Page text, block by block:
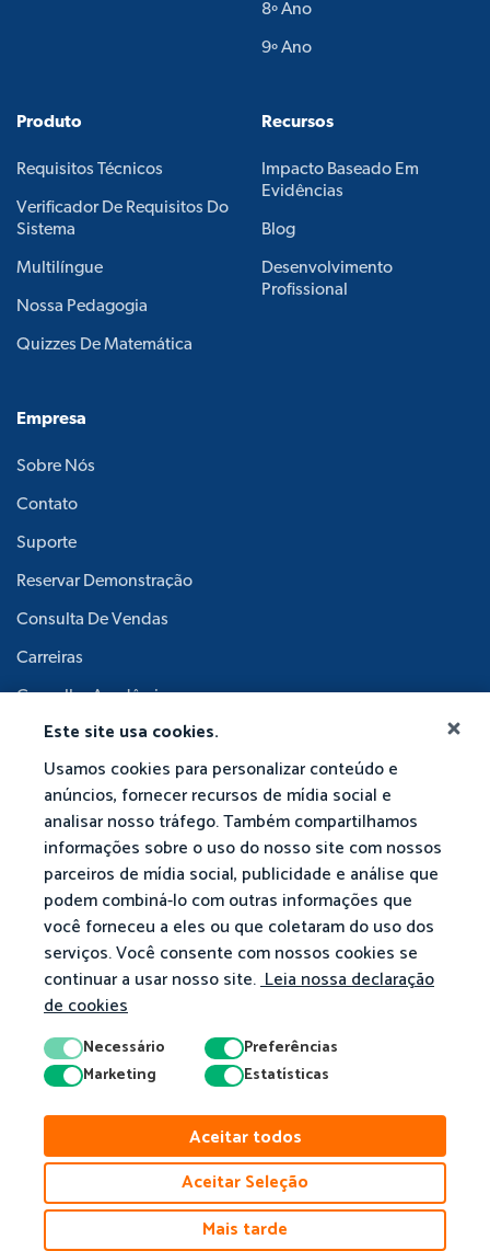
Este site usa cookies.
Usamos cookies para personalizar conteúdo e
anúncios, fornecer recursos de mídia social e
analisar nosso tráfego. Também compartilhamos
informações sobre o uso do nosso site com nossos
parceiros de mídia social, publicidade e análise que
podem combiná-lo com outras informações que
você forneceu a eles ou que coletaram do uso dos
serviços. Você consente com nossos cookies se
continuar a usar nosso site.Leia nossa declaração
de cookies
Necessário
Preferências
Marketing
Estatísticas
Aceitar todos
Aceitar Seleção
Mais tarde
8º Ano
9º Ano
Produto
Requisitos Técnicos
Verificador De Requisitos Do
Sistema
Multilíngue
Nossa Pedagogia
Quizzes De Matemática
Recursos
Impacto Baseado Em
Evidências
Blog
Desenvolvimento
Profissional
Empresa
Sobre Nós
Contato
Suporte
Reservar Demonstração
Consulta De Vendas
Carreiras
Conselho Acadêmico
© 2026 Matific. Todos os Direitos Reservados.